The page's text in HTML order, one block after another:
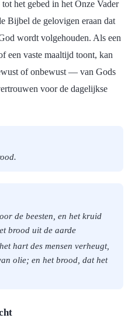
het gebed in het Onze Vader
Bijbel de gelovigen eraan dat
wordt volgehouden. Als een
een vaste maaltijd toont, kan
of onbewust — van Gods
voor de dagelijkse
de beesten, en het kruid
brood uit de aarde
hart des mensen verheugt,
olie; en het brood, dat het